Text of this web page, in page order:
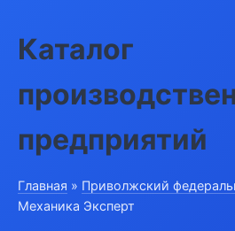
Каталог
предприятий
Главная » Приволжский
Механика Эксперт